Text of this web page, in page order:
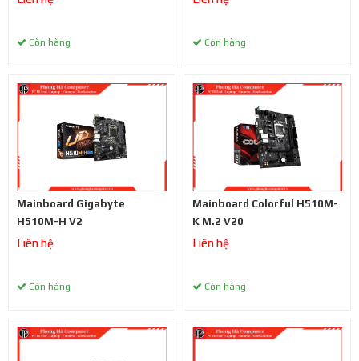
Còn hàng Còn hàng
Mainboard Gigabyte
H510M-H V2
Liên hệ
Còn hàng
Mainboard Colorful H510M-
K M.2 V20
Liên hệ
Còn hàng